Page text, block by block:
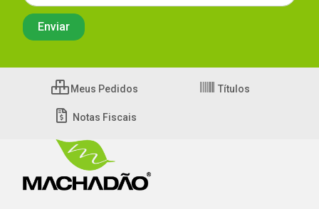
Meus Pedidos Títulos
Notas Fiscais